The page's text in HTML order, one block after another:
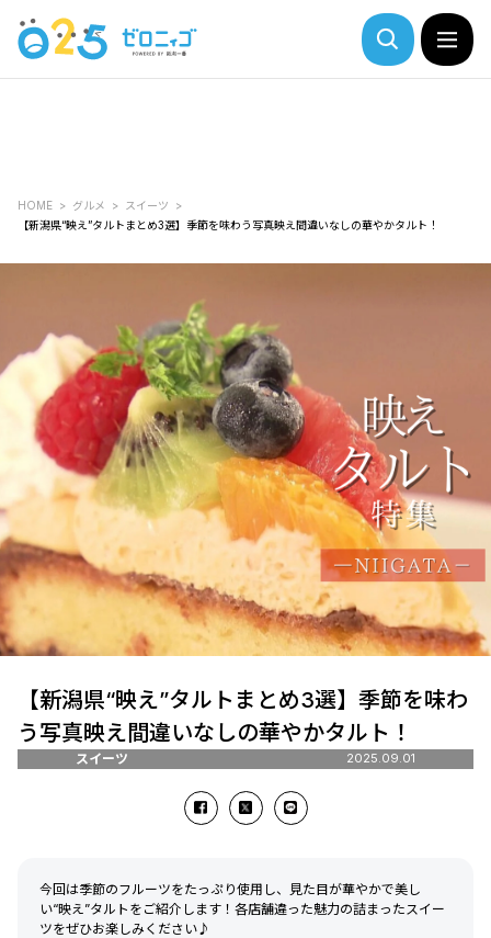
HOME グルメ
スイーツ
【新潟県“映え”タルトまとめ3選】季節を味わう写真映え間違いなしの華やかタルト！
【新潟県“映え”タルトまとめ3選】季節を味わ
う写真映え間違いなしの華やかタルト！
スイーツ 2025.09.01
今回は季節のフルーツをたっぷり使用し、見た目が華やかで美し
い“映え”タルトをご紹介します！各店舗違った魅力の詰まったスイー
ツをぜひお楽しみください♪